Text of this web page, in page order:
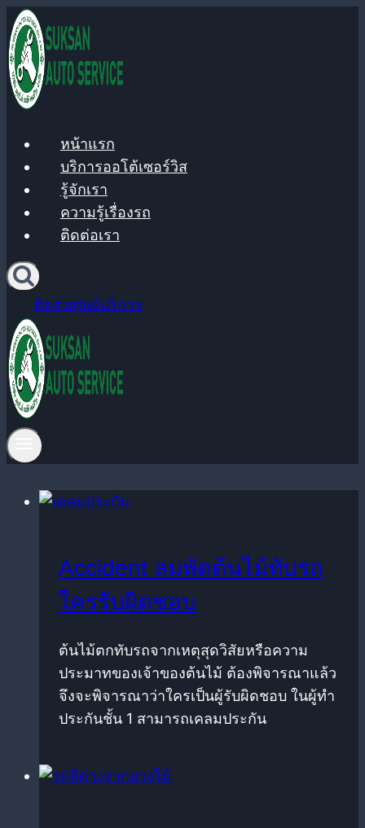
Skip
to
content
หน้าแรก
บริการออโต้เซอร์วิส
รู้จักเรา
ความรู้เรื่องรถ
ติดต่อเรา
ติดต่อศูนย์บริการ
Accident ลมพัดต้นไม้ทับรถ
ใครรับผิดชอบ
ต้นไม้ตกทับรถจากเหตุสุดวิสัยหรือความ
ประมาทของเจ้าของต้นไม้ ต้องพิจารณาแล้ว
จึงจะพิจารณาว่าใครเป็นผู้รับผิดชอบ ในผู้ทำ
ประกันชั้น 1 สามารถเคลมประกัน